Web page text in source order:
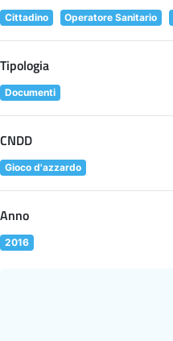
Cittadino Operatore Sanitario
Tipologia
Documenti
CNDD
Gioco d'azzardo
Anno
2016